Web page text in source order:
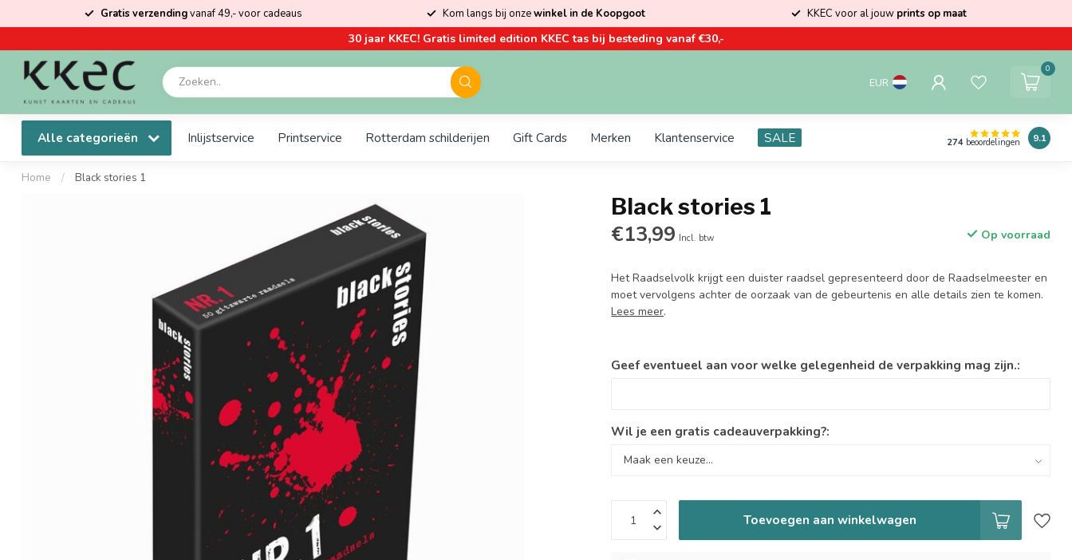
Gratis verzendingvanaf 49,- voor cadeaus Kom langs bij onzewinkel in de Koopgoot KKEC voor al jouw prints op maat
30 jaar KKEC! Gratis limited edition KKEC tas bij besteding vanaf €30,-
EUR
0
Alle categorieën Inlijstservice Printservice Rotterdam schilderijen Gift Cards Merken Klantenservice SALE 274 beoordelingen 9.1
Home / Black stories 1
Black stories 1
€13,99 Incl. btw Op voorraad
Het Raadselvolk krijgt een duister raadsel gepresenteerd door de Raadselmeester en
moet vervolgens achter de oorzaak van de gebeurtenis en alle details zien te komen.
Lees meer.
Geef eventueel aan voor welke gelegenheid de verpakking mag zijn.:
Wil je een gratis cadeauverpakking?:
Toevoegen aan winkelwagen